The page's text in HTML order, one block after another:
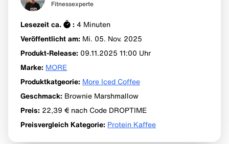
Fitnessexperte
Lesezeit ca. : 4 Minuten
Veröffentlicht am: Mi. 05. Nov. 2025
Produkt-Release: 09.11.2025 11:00 Uhr
Marke: MORE
Produktkatgeorie: More Iced Coffee
Geschmack: Brownie Marshmallow
Preis: 22,39 € nach Code DROPTIME
Preisvergleich Kategorie: Protein Kaffee